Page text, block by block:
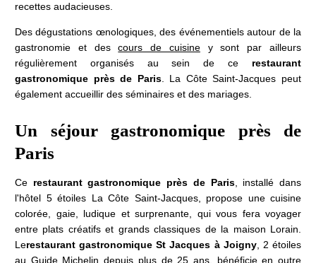
recettes audacieuses.
Des dégustations œnologiques, des événementiels autour de la
gastronomie et descours de cuisiney sont par ailleurs
régulièrement organisés au sein de ce restaurant
gastronomique près de Paris. La Côte Saint-Jacques peut
également accueillir des séminaires et des mariages.
Un séjour gastronomique près de
Paris
Ce restaurant gastronomique près de Paris, installé dans
l'hôtel 5 étoiles La Côte Saint-Jacques, propose une cuisine
colorée, gaie, ludique et surprenante, qui vous fera voyager
entre plats créatifs et grands classiques de la maison Lorain.
Lerestaurant gastronomique St Jacques à Joigny, 2 étoiles
au Guide Michelin depuis plus de 25 ans, bénéficie en outre
Maison Lorain
Restaurant 2*
Le Bistrot